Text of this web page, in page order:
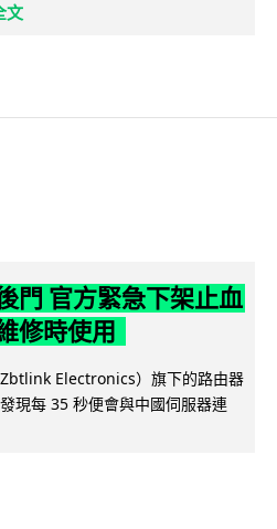
文
門 官方緊急下架止血
修時使用
Electronics）旗下的路由器
現每 35 秒便會與中國伺服器連